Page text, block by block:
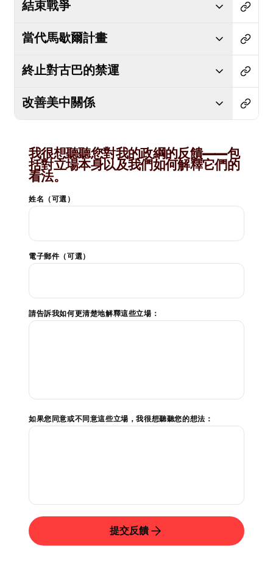
結束戰爭
當代馬歇爾計畫
終止對古巴的禁運
改善美中關係
我很想聽聽您對我的政綱的反饋——包
括對立場本身以及我們如何解釋它們的
看法。
姓名（可選）
電子郵件（可選）
請告訴我如何更清楚地解釋這些立場：
如果您同意或不同意這些立場，我很想聽聽您的想法：
提交反饋